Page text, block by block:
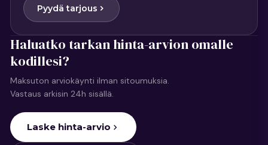
Pyydä tarjous
Haluatko tarkan hinta-arvion omalle
kodillesi?
Maksuton arviokäynti ilman sitoumuksia.
Vastaus arkisin 24h sisällä.
Laske hinta-arvio